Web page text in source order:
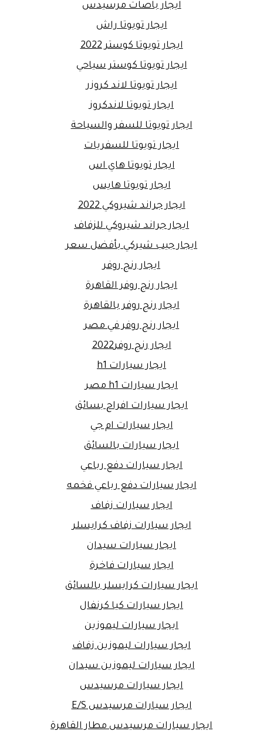
ايجار باصات مرسيدس
ايجار تويوتا راش
ايجار تويوتا كوستر 2022
ايجار تويوتا كوستر سياحي
ايجار تويوتا لاند كروزر
ايجار تويوتا لاندكروز
ايجار تويوتا للسفر والسياحة
ايجار تويوتا للسفريات
ايجار تويوتا هاي اس
ايجار تويوتا هايس
ايجار جراند شيروكي 2022
ايجار جراند شيروكي للزفاف
ايجار جيب شيركي بأفضل سعر
ايجار رنج روفر
ايجار رنج روفر القاهرة
ايجار رنج روفر بالقاهرة
ايجار رنج روفر في مصر
ايجار رنج روفر2022
ايجار سيارات h1
ايجار سيارات h1 مصر
ايجار سيارات افراح بسائق
ايجار سيارات ام جي
ايجار سيارات بالسائق
ايجار سيارات دفع رباعي
ايجار سيارات دفع رباعي فخمه
ايجار سيارات زفاف
ايجار سيارات زفاف كرايسلر
ايجار سيارات سيدان
ايجار سيارات فاخرة
ايجار سيارات كرايسلر بالسائق
ايجار سيارات كيا كرنفال
ايجار سيارات ليموزين
ايجار سيارات ليموزين زفاف
ايجار سيارات ليموزين سيدان
ايجار سيارات مرسيدس
ايجار سيارات مرسيدس E/S
ايجار سيارات مرسيدس مطار القاهرة